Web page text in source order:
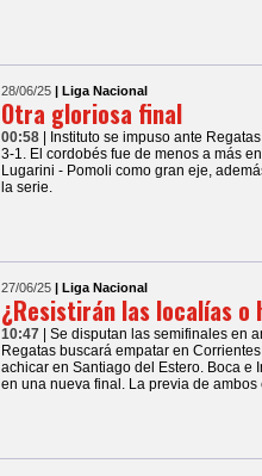
28/06/25 | Liga Nacional
Otra gloriosa final
00:58
| Instituto se impuso ante
3-1. El cordobés fue de menos a más
Lugarini - Pomoli como gran eje,
la serie.
27/06/25 | Liga Nacional
¿Resistirán las localías
10:47
| Se disputan las semifinales en
Regatas buscará empatar en
achicar en Santiago del Estero. Boca e
en una nueva final. La previa de ambos